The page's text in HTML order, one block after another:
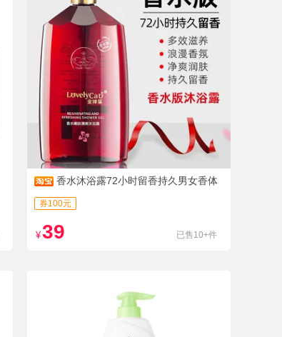
香水沐浴露72小时留香持久男女香体
大容量除螨金婵猫
券100元
¥39 已售10+件